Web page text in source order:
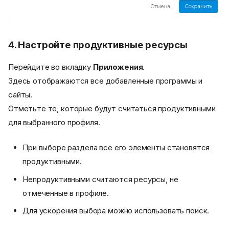
4. Настройте продуктивные ресурсы
Перейдите во вкладку Приложения.
Здесь отображаются все добавленные программы и
сайты.
Отметьте те, которые будут считаться продуктивными
для выбранного профиля.
При выборе раздела все его элементы становятся
продуктивными.
Непродуктивными считаются ресурсы, не
отмеченные в профиле.
Для ускорения выбора можно использовать поиск.